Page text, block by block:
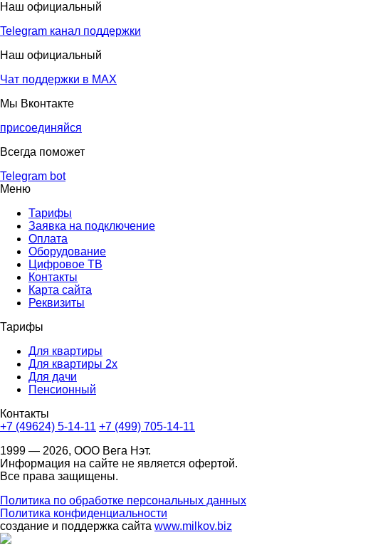
Наш официальный
Telegram канал поддержки
Наш официальный
Чат поддержки в МАХ
Мы Вконтакте
присоединяйся
Всегда поможет
Telegram bot
Меню
Тарифы
Заявка на подключение
Оплата
Оборудование
Цифровое ТВ
Контакты
Карта сайта
Реквизиты
Тарифы
Для квартиры
Для квартиры 2х
Для дачи
Пенсионный
Контакты
+7 (49624) 5-14-11 +7 (499) 705-14-11
1999 — 2026, ООО Вега Нэт.
Информация на сайте не является офертой.
Все права защищены.
Политика по обработке персональных данных
Политика конфиденциальности
создание и поддержка сайта www.milkov.biz